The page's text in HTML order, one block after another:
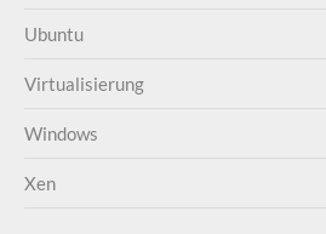
Ubuntu
Virtualisierung
Windows
Xen